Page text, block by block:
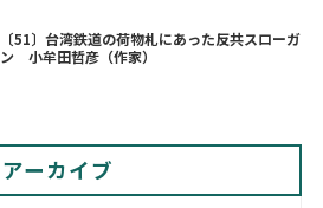
〔51〕台湾鉄道の荷物札にあった反共スローガ
ン 小牟田哲彦（作家）
アーカイブ